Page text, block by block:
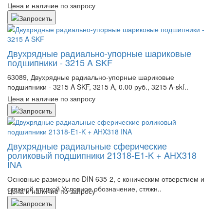
Цена и наличие по запросу
Двухрядные радиально-упорные шариковые
подшипники - 3215 A SKF
63089, Двухрядные радиально-упорные шариковые
подшипники - 3215 A SKF, 3215 A, 0.00 руб., 3215 A-skf..
Цена и наличие по запросу
Двухрядные радиальные сферические
роликовый подшипники 21318-E1-K + AHX318
INA
Основные размеры по DIN 635-2, с коническим отверстием и
стяжной втулкой Условное обозначение, стяжн..
Цена и наличие по запросу